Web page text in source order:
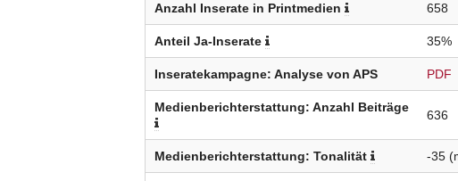
Anzahl Inserate in Printmedien 658
Anteil Ja-Inserate 35%
Inseratekampagne: Analyse von APS PDF
Medienberichterstattung: Anzahl Beiträge
636
Medienberichterstattung: Tonalität -35